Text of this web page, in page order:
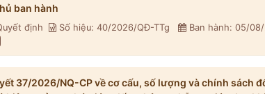
ban hành
định Số hiệu: 40/2026/QĐ-TTg Ban hành: 05/
37/2026/NQ-CP về cơ cấu, số lượng và chính sách